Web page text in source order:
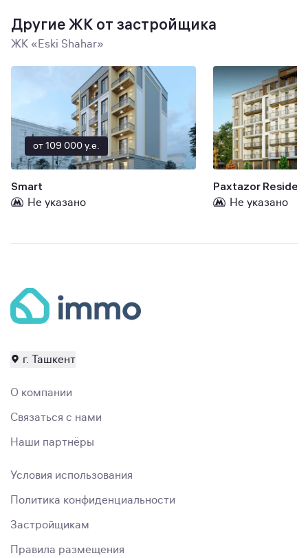
Другие ЖК от застройщика
ЖК «Eski Shahar»
от 109 000 y.e.
Smart
Не указано
Paxtazor
Не указано
г. Ташкент
О компании
Связаться с нами
Наши партнёры
Условия использования
Политика конфиденциальности
Застройщикам
Правила размещения